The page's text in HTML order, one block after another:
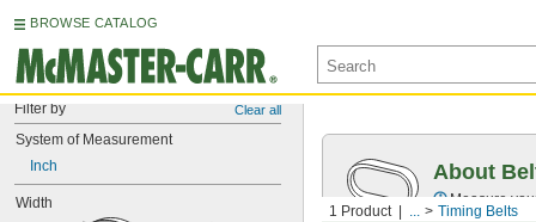
BROWSE CATALOG
Filter by Clear all
System of Measurement
Inch
Width 1 Product ... Timing Belts
About
Measure